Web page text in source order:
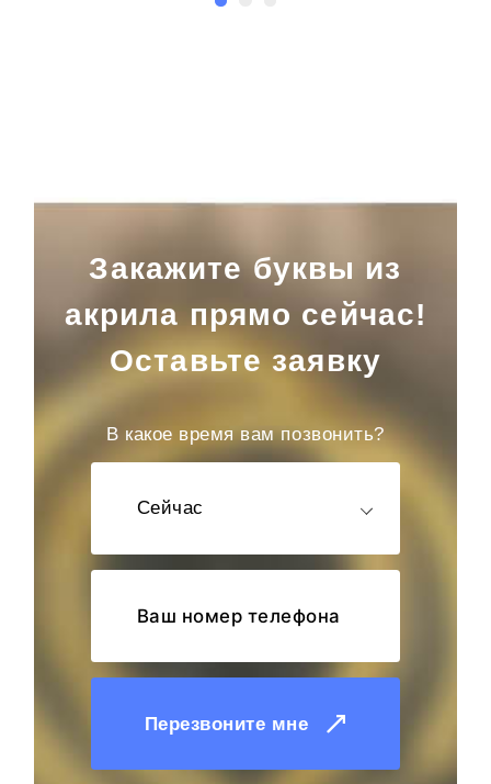
Закажите буквы из
акрила прямо сейчас!
Оставьте заявку
В какое время вам позвонить?
Сейчас
Перезвоните мне